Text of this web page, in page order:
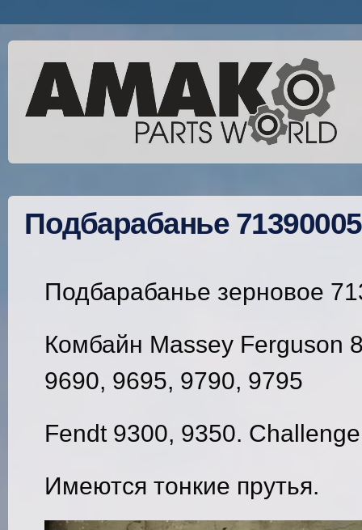
Подбарабанье 71390005
Подбарабанье зерновое
Комбайн Massey Ferguson
9690, 9695, 9790, 9795
Fendt 9300, 9350.
Имеются тонкие прутья.